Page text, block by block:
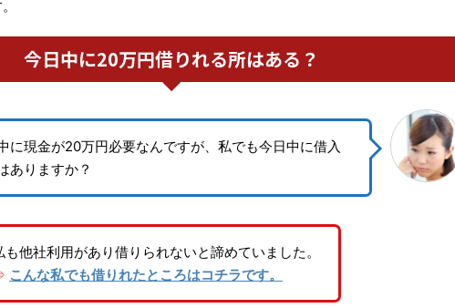
今日中に20万円借りれる所はある？
に現金が20万円必要なんですが、私でも今日中に借入
ありますか？
も他社利用があり借りられないと諦めていました。
こんな私でも借りれたところはコチラです。